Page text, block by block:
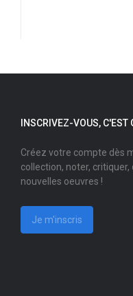
INSCRIVEZ-VOUS, C'EST
Créez votre compte dès
collection, noter,
nouvelles oeuvres !
Je m'inscris